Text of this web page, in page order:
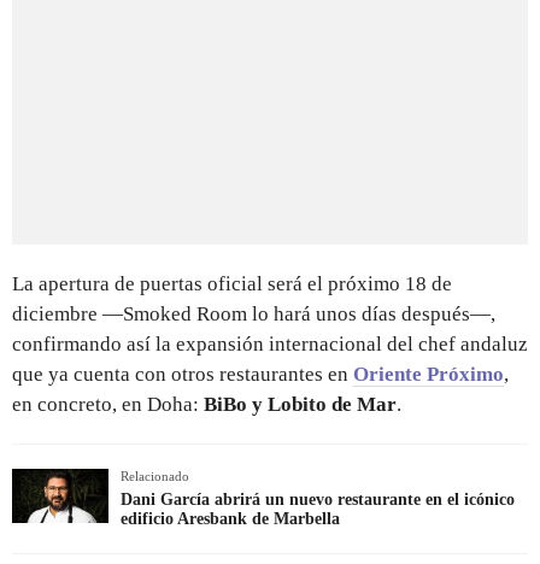
La apertura de puertas oficial será el próximo 18 de
diciembre —Smoked Room lo hará unos días después—,
confirmando así la expansión internacional del chef andaluz
que ya cuenta con otros restaurantes en Oriente Próximo,
en concreto, en Doha: BiBo y Lobito de Mar.
Relacionado
Dani García abrirá un nuevo restaurante en el icónico
edificio Aresbank de Marbella